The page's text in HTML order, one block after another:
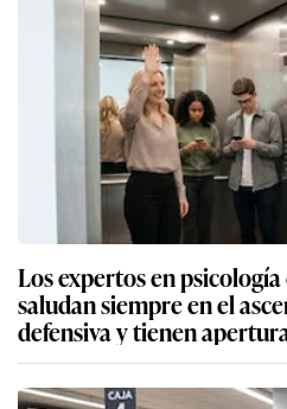
Los expertos en
saludan siempre en el
defensiva y tienen